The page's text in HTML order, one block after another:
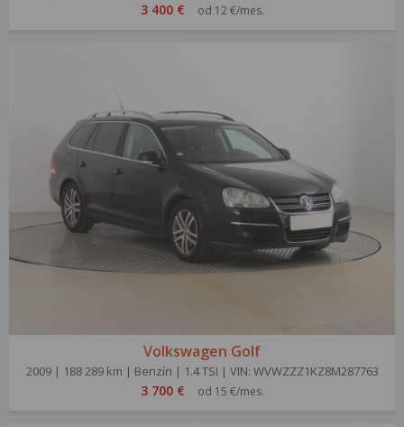
3 400 € od 12 €/mes.
Volkswagen Golf
2009 | 188 289 km | Benzín | 1.4 TSI | VIN: WVWZZZ1KZ8M287763
3 700 € od 15 €/mes.